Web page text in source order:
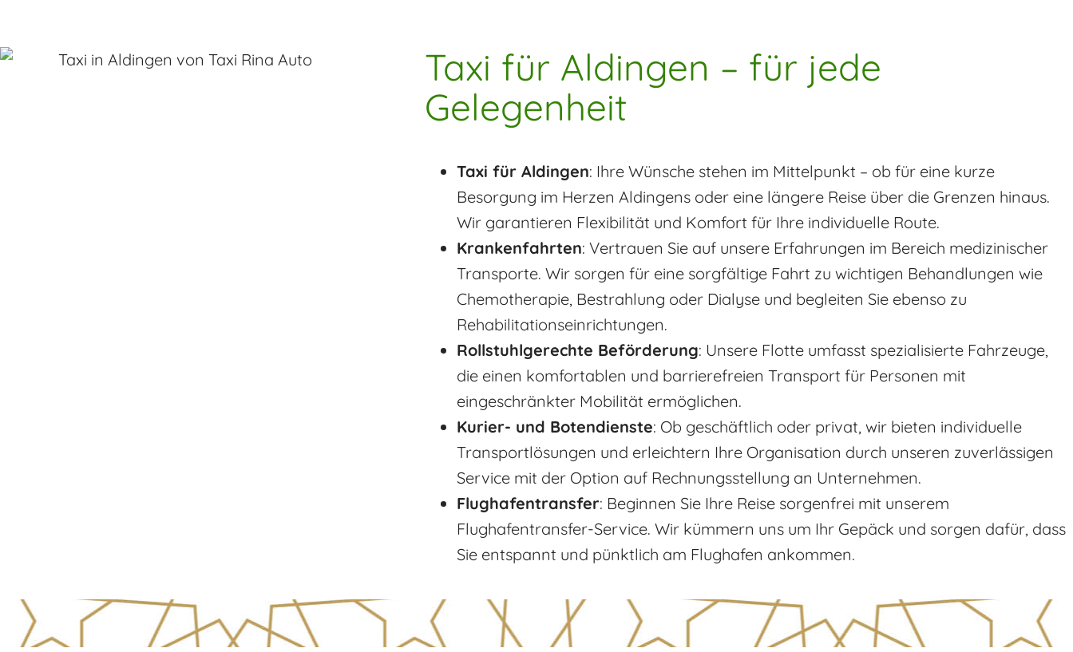
Taxi für Aldingen – für jede
Gelegenheit
Taxi für Aldingen: Ihre Wünsche stehen im Mittelpunkt – ob für eine kurze
Besorgung im Herzen Aldingens oder eine längere Reise über die Grenzen hinaus.
Wir garantieren Flexibilität und Komfort für Ihre individuelle Route.
Krankenfahrten: Vertrauen Sie auf unsere Erfahrungen im Bereich medizinischer
Transporte. Wir sorgen für eine sorgfältige Fahrt zu wichtigen Behandlungen wie
Chemotherapie, Bestrahlung oder Dialyse und begleiten Sie ebenso zu
Rehabilitationseinrichtungen.
Rollstuhlgerechte Beförderung: Unsere Flotte umfasst spezialisierte Fahrzeuge,
die einen komfortablen und barrierefreien Transport für Personen mit
eingeschränkter Mobilität ermöglichen.
Kurier- und Botendienste: Ob geschäftlich oder privat, wir bieten individuelle
Transportlösungen und erleichtern Ihre Organisation durch unseren zuverlässigen
Service mit der Option auf Rechnungsstellung an Unternehmen.
Flughafentransfer: Beginnen Sie Ihre Reise sorgenfrei mit unserem
Flughafentransfer-Service. Wir kümmern uns um Ihr Gepäck und sorgen dafür, dass
Sie entspannt und pünktlich am Flughafen ankommen.